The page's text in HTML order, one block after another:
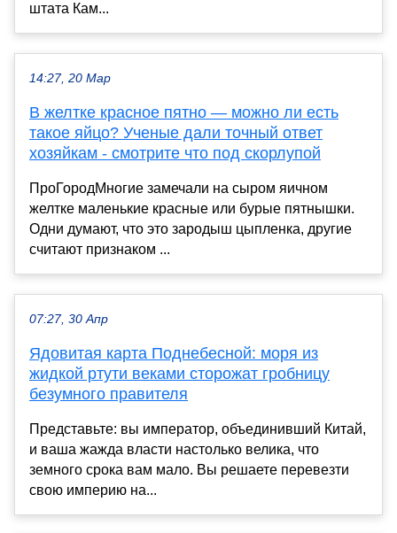
штата Кам...
14:27, 20 Мар
В желтке красное пятно — можно ли есть
такое яйцо? Ученые дали точный ответ
хозяйкам - смотрите что под скорлупой
ПроГородМногие замечали на сыром яичном
желтке маленькие красные или бурые пятнышки.
Одни думают, что это зародыш цыпленка, другие
считают признаком ...
07:27, 30 Апр
Ядовитая карта Поднебесной: моря из
жидкой ртути веками сторожат гробницу
безумного правителя
Представьте: вы император, объединивший Китай,
и ваша жажда власти настолько велика, что
земного срока вам мало. Вы решаете перевезти
свою империю на...